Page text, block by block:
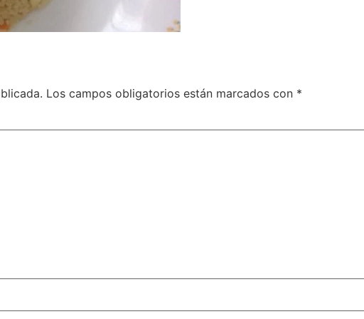
Los campos obligatorios están marcados con *